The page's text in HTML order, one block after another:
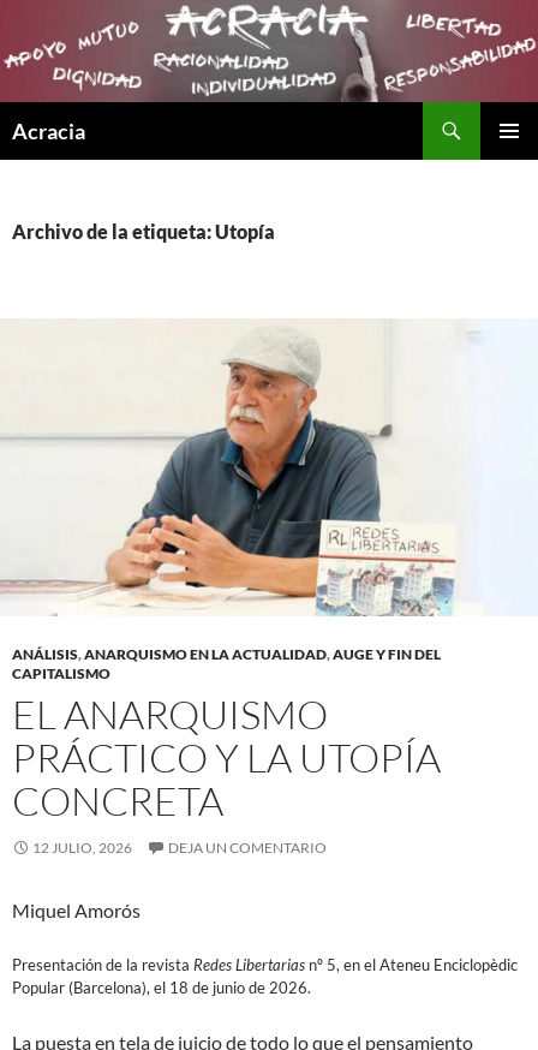
Acracia
Archivo de la etiqueta: Utopía
ANÁLISIS,ANARQUISMO EN LA ACTUALIDAD,AUGE Y FIN DEL
CAPITALISMO
EL ANARQUISMO
PRÁCTICO Y LA UTOPÍA
CONCRETA
12 JULIO, 2026 DEJA UN COMENTARIO
Miquel Amorós
Presentación de la revista Redes Libertarias nº 5, en el Ateneu Enciclopèdic
Popular (Barcelona), el 18 de junio de 2026.
La puesta en tela de juicio de todo lo que el pensamiento